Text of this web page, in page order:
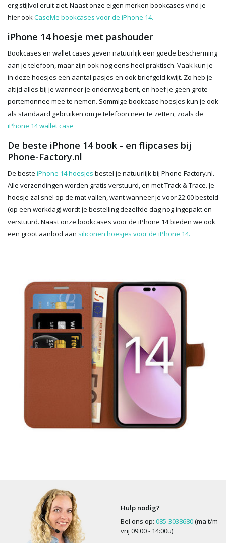
erg stijlvol eruit ziet. Naast onze eigen merken bookcases vind je
hier ookCaseMe bookcases voor de iPhone 14.
iPhone 14 hoesje met pashouder
Bookcases en wallet cases geven natuurlijk een goede bescherming
aan je telefoon, maar zijn ook nog eens heel praktisch. Vaak kun je
in deze hoesjes een aantal pasjes en ook briefgeld kwijt. Zo heb je
altijd alles bij je wanneer je onderweg bent, en hoef je geen grote
portemonnee mee te nemen. Sommige bookcase hoesjes kun je ook
als standaard gebruiken om je telefoon neer te zetten, zoals de
iPhone 14 wallet case
De beste iPhone 14 book - en flipcases bij
Phone-Factory.nl
De beste iPhone 14 hoesjes bestel je natuurlijk bij Phone-Factory.nl.
Alle verzendingen worden gratis verstuurd, en met Track & Trace. Je
hoesje zal snel op de mat vallen, want wanneer je voor 22:00 besteld
(op een werkdag) wordt je bestelling dezelfde dag nog ingepakt en
verstuurd. Naast onze bookcases voor de iPhone 14 bieden we ook
een groot aanbod aan siliconen hoesjes voor de iPhone 14.
Hulp nodig?
Bel ons op: 085-3038680(ma t/m
vrij 09:00 - 14:00u)